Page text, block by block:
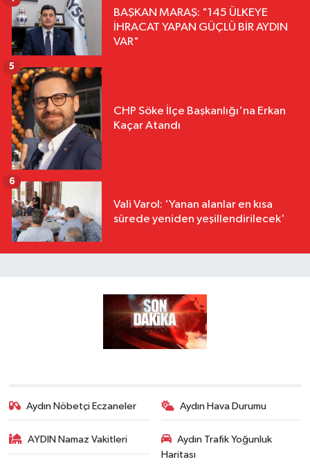
BAŞKAN MARAŞ: "145 ÜLKEYE
İHRACAT YAPAN GÜÇLÜ BİR AYDIN
VAR"
CHP Söke İlçe Başkanlığı'na Erkan
Kaçar Atandı
5
Vali Varol: 'Yanan alanlar en kısa
sürede yeniden yeşillendirilecek'
6
Aydın Nöbetçi Eczaneler Aydın Hava Durumu
AYDIN Namaz Vakitleri
Aydın Trafik Yoğunluk
Haritası